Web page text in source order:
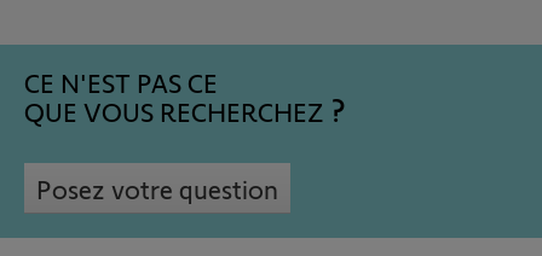
CE N'EST PAS CE
QUE VOUS RECHERCHEZ
Posez votre question